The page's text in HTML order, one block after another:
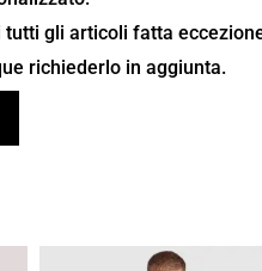
gli articoli fatta
richiederlo in aggiunta.
Fascia